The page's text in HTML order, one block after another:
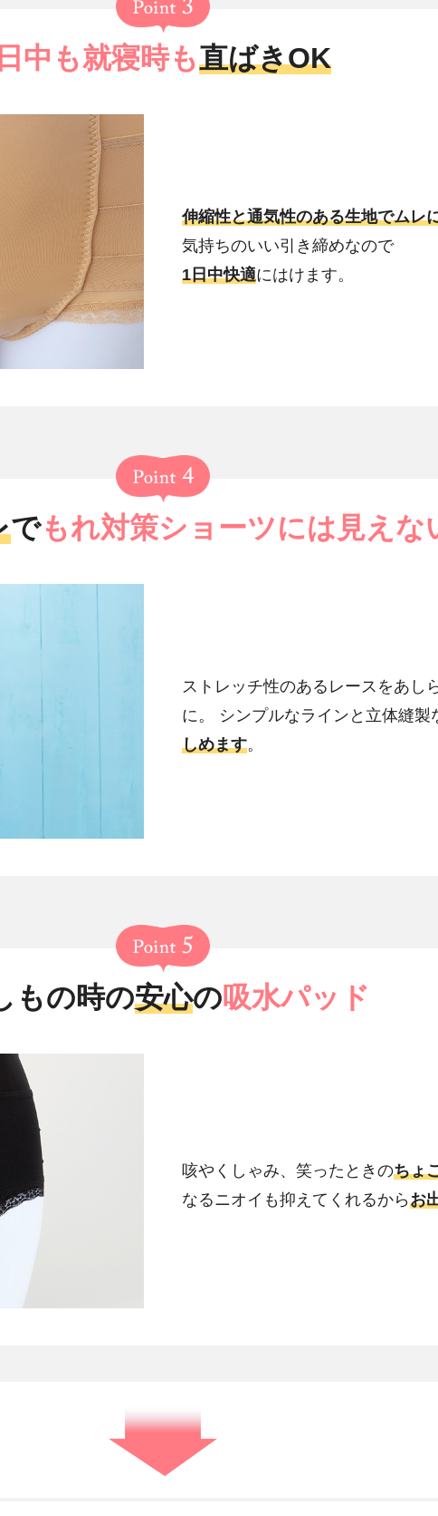
日中も就寝時も直ばきOK
伸縮性と通気性のある生地でムレ
気持ちのいい引き締めなので
1日中快適にはけます。
でもれ対策ショーツには見えな
ストレッチ性のあるレースをあし
に。 シンプルなラインと立体縫製
しめます。
もの時の安心の吸水パッド
咳やくしゃみ、笑ったときのちょ
なるニオイも抑えてくれるからお